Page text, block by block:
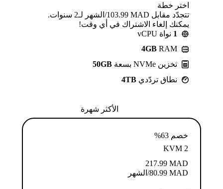
اختر خطة
تتجدّد مقابل MAD ⁦103.99⁩/الشهر لـ2 سنوات.
يمكنك إلغاء الاشتراك في أي وقت!
1 نواة vCPU
4GB RAM
تخزين NVMe بسعة
50GB
نطاق تردّدي 4TB
الأكثر شهرة
خصم 63%
KVM 2
MAD
217.99
MAD
80.99/الشهر